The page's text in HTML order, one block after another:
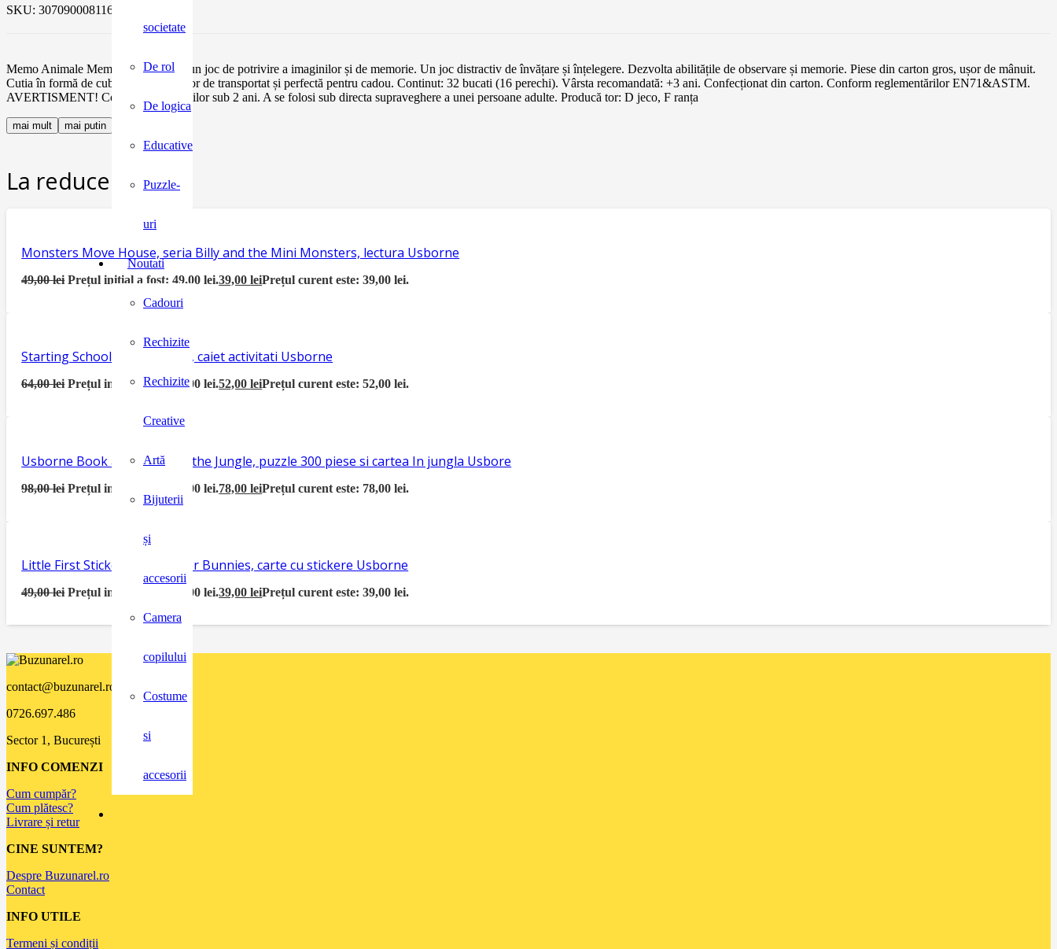
societate
De rol
De logica
Educative
Puzzle-
uri
Noutati
Cadouri
Rechizite
Rechizite
Creative
Artă
Bijuterii
și
accesorii
Camera
copilului
Costume
si
accesorii
SKU: 3070900081161
Memo Animale Memo Animale este un joc de potrivire a imaginilor și de memorie. Un joc distractiv de învățare și înțelegere. Dezvolta abilitățile de observare și memorie. Piese din carton gros, ușor de mânuit.
Cutia în formă de cub cu șnur este ușor de transportat și perfectă pentru cadou. Continut: 32 bucati (16 perechi). Vârsta recomandată: +3 ani. Confecționat din carton. Conform reglementărilor EN71&ASTM.
AVERTISMENT! Contraindicat copiilor sub 2 ani. A se folosi sub directa supraveghere a unei persoane adulte. Producă tor: D jeco, F ranța
mai mult mai putin
La reducere:
Monsters Move House, seria Billy and the Mini Monsters, lectura Usborne
49,00lei Prețul inițial a fost: 49,00 lei.39,00leiPrețul curent este: 39,00 lei.
Starting School Activity Book, caiet activitati Usborne
64,00lei Prețul inițial a fost: 64,00 lei.52,00leiPrețul curent este: 52,00 lei.
Usborne Book and Jigsaw In the Jungle, puzzle 300 piese si cartea In jungla Usbore
98,00lei Prețul inițial a fost: 98,00 lei.78,00leiPrețul curent este: 78,00 lei.
Little First Sticker Book Easter Bunnies, carte cu stickere Usborne
49,00lei Prețul inițial a fost: 49,00 lei.39,00leiPrețul curent este: 39,00 lei.
contact@buzunarel.ro
0726.697.486
Sector 1, București
INFO COMENZI
Cum cumpăr?
Cum plătesc?
Livrare și retur
CINE SUNTEM?
Despre Buzunarel.ro
Contact
INFO UTILE
Termeni și condiții